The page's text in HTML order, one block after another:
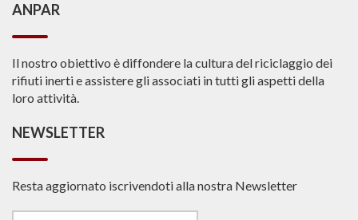
ANPAR
Il nostro obiettivo è diffondere la cultura del riciclaggio dei
rifiuti inerti e assistere gli associati in tutti gli aspetti della
loro attività.
NEWSLETTER
Resta aggiornato iscrivendoti alla nostra Newsletter